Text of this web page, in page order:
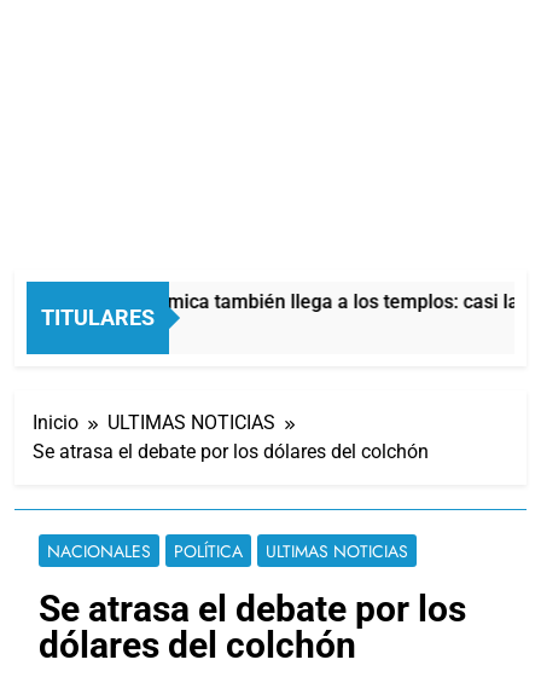
TITULARES
La crisis económica también llega a los templos: casi la
5 Horas Atrás
Inicio
ULTIMAS NOTICIAS
Se atrasa el debate por los dólares del colchón
NACIONALES POLÍTICA ULTIMAS NOTICIAS
Se atrasa el debate por los
dólares del colchón